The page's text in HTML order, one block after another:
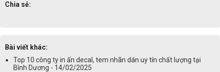
Chia sẻ:
Bài viết khác:
Top 10 công ty in ấn decal, tem nhãn dán uy tín chất lượng tại
Bình Dương - 14/02/2025